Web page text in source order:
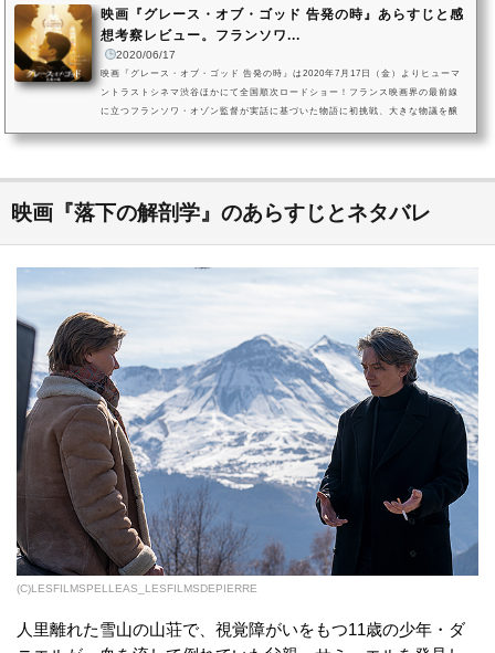
映画『グレース・オブ・ゴッド 告発の時』あらすじと感
想考察レビュー。フランソワ...
2020/06/17
映画『グレース・オブ・ゴッド 告発の時』は2020年7月17日（金）よりヒューマ
ントラストシネマ渋谷ほかにて全国順次ロードショー！フランス映画界の最前線
に立つフランソワ・オゾン監督が実話に基づいた物語に初挑戦、大きな物議を醸
映画『落下の解剖学』のあらすじとネタバレ
(C)LESFILMSPELLEAS_LESFILMSDEPIERRE
人里離れた雪山の山荘で、視覚障がいをもつ11歳の少年・ダ